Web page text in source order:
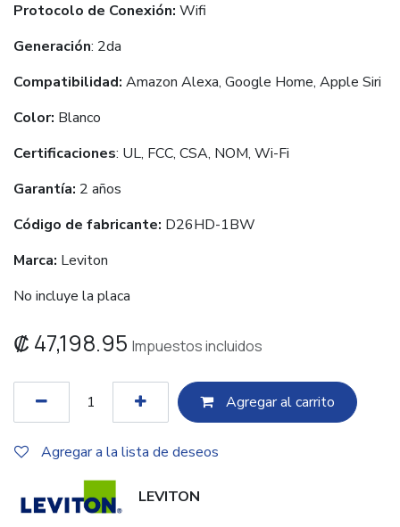
Protocolo de Conexión: Wifi
Generación: 2da
Compatibilidad: Amazon Alexa, Google Home, Apple Siri
Color: Blanco
Certificaciones: UL, FCC, CSA, NOM, Wi-Fi
Garantía: 2 años
Código de fabricante: D26HD-1BW
Marca: Leviton
No incluye la placa
₡ 47,198.95 Impuestos incluidos
Agregar al c​​arrito
Agregar a la lista de deseos
LEVITON